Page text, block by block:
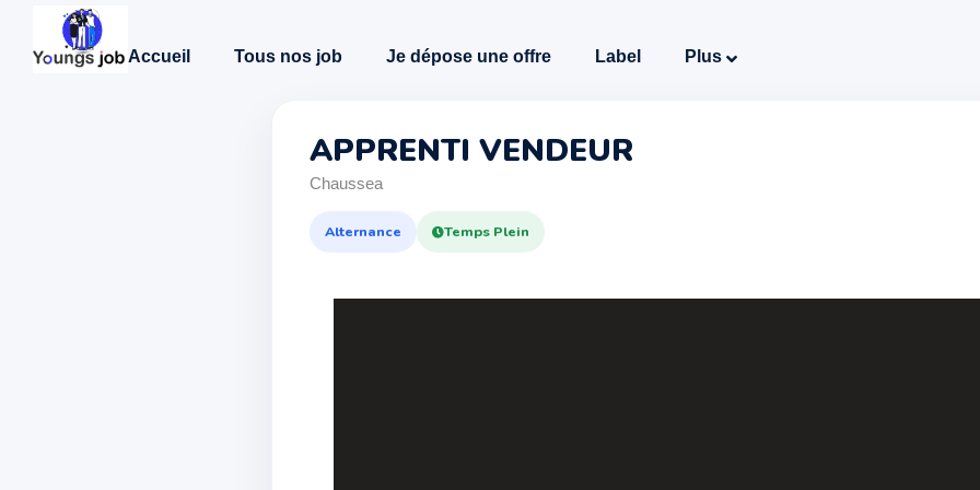
Accueil Tous nos job Je dépose une offre Label Plus
APPRENTI VENDEUR
Chaussea
Alternance Temps Plein